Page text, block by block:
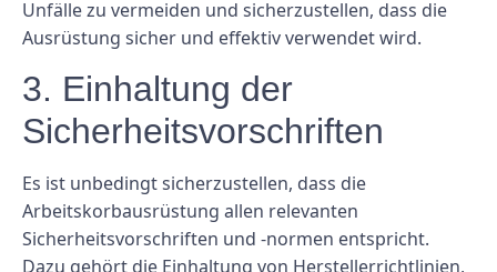
Unfälle zu vermeiden und sicherzustellen, dass die
Ausrüstung sicher und effektiv verwendet wird.
3. Einhaltung der
Sicherheitsvorschriften
Es ist unbedingt sicherzustellen, dass die
Arbeitskorbausrüstung allen relevanten
Sicherheitsvorschriften und -normen entspricht.
Dazu gehört die Einhaltung von Herstellerrichtlinien,